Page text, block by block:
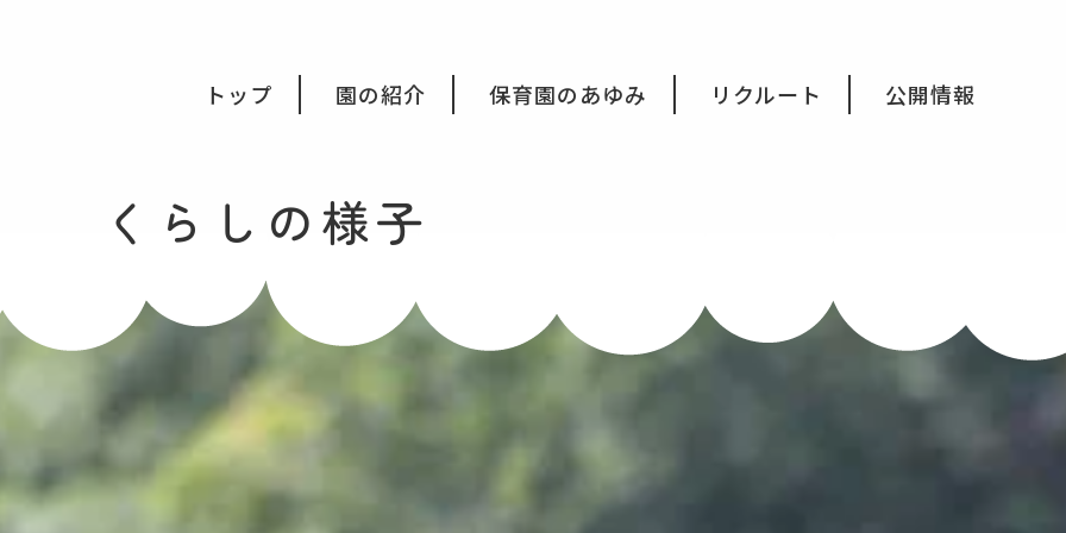
祉法人みつき福祉会
トップ 園の紹介 保育園のあゆみ リクルート 公開情報
くらしの様子